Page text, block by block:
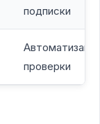
подписки
проверки